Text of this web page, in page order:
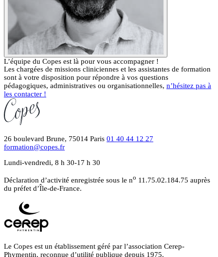
L’équipe du Copes est là pour vous accompagner !
Les chargées de missions cliniciennes et les assistantes de formation
sont à votre disposition pour répondre à vos questions
pédagogiques, administratives ou organisationnelles, n’hésitez pas à
les contacter !
26 boulevard Brune, 75014 Paris 01 40 44 12 27
formation@copes.fr
Lundi-vendredi, 8 h 30-17 h 30
Déclaration d’activité enregistrée sous le no 11.75.02.184.75 auprès
du préfet d’Île-de-France.
Le Copes est un établissement géré par l’association Cerep-
Phymentin, reconnue d’utilité publique depuis 1975.